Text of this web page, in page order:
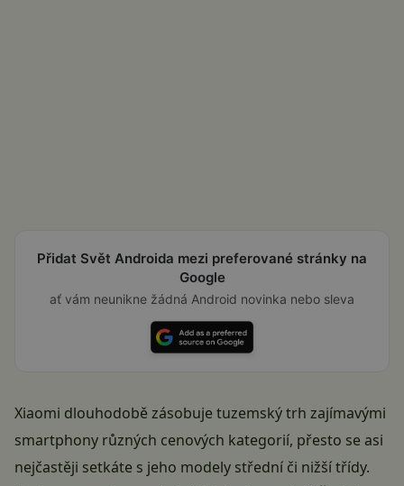
Přidat Svět Androida mezi preferované stránky na
Google
ať vám neunikne žádná Android novinka nebo sleva
Xiaomi dlouhodobě zásobuje tuzemský trh zajímavými
smartphony různých cenových kategorií, přesto se asi
nejčastěji setkáte s jeho modely střední či nižší třídy.